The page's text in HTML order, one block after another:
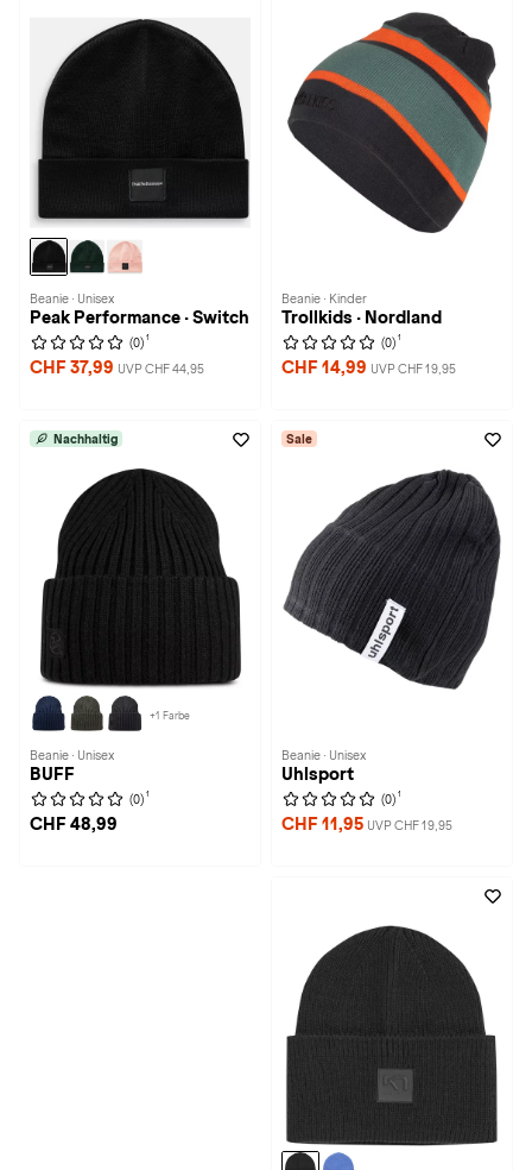
Beanie · Unisex
Peak Performance · Switch
(0) 1
CHF 37,99 UVP CHF 44,95
Beanie · Kinder
Trollkids · Nordland
(0) 1
CHF 14,99 UVP CHF 19,95
Nachhaltig
+1 Farbe
Beanie · Unisex
BUFF
(0) 1
CHF 48,99
Sale
Beanie · Unisex
Uhlsport
(0) 1
CHF 11,95 UVP CHF 19,95